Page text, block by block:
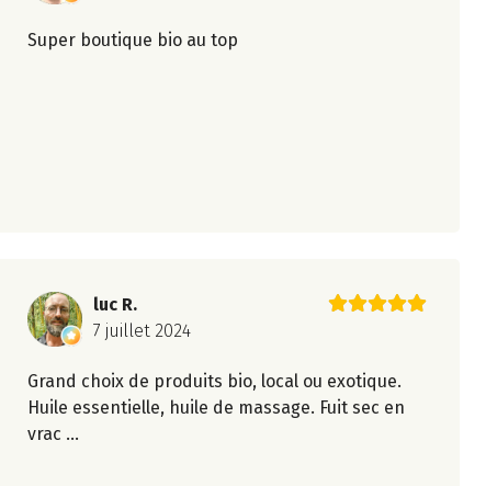
Super boutique bio au top
luc R.
7 juillet 2024
Grand choix de produits bio, local ou exotique.
Huile essentielle, huile de massage. Fuit sec en
vrac ...